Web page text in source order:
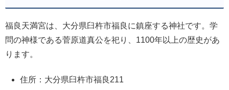
福良天満宮は、大分県臼杵市福良に鎮座する神社です。学
問の神様である菅原道真公を祀り、1100年以上の歴史があ
ります。
住所：大分県臼杵市福良211